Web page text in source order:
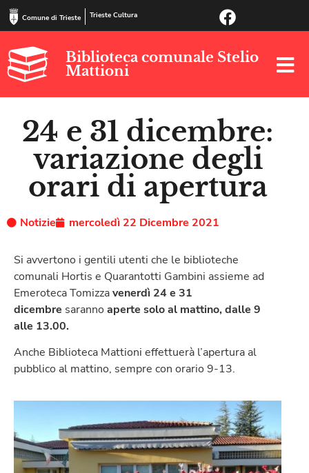
Comune di Trieste Trieste Cultura
Biblioteca comunale Stelio
Mattioni
24 e 31 dicembre:
variazione degli
orari di apertura
Notizie mercoledì 22 Dicembre 2021
Si avvertono i gentili utenti che le biblioteche
comunali Hortis e Quarantotti Gambini assieme ad
Emeroteca Tomizzavenerdì 24 e 31
dicembre saranno aperte solo al mattino, dalle 9
alle 13.00.
Anche Biblioteca Mattioni effettuerà l’apertura al
pubblico al mattino, sempre con orario 9-13.